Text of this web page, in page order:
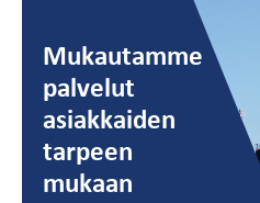
Mukautamme
palvelut
asiakkaiden
tarpeen
mukaan